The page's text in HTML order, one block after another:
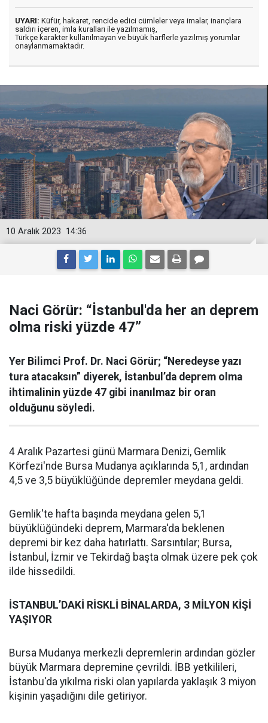
UYARI: Küfür, hakaret, rencide edici cümleler veya imalar, inançlara
saldırı içeren, imla kuralları ile yazılmamış,
Türkçe karakter kullanılmayan ve büyük harflerle yazılmış yorumlar
onaylanmamaktadır.
14:36
10 Aralık 2023
Naci Görür: “İstanbul'da her an deprem
olma riski yüzde 47”
Yer Bilimci Prof. Dr. Naci Görür; “Neredeyse yazı
tura atacaksın” diyerek, İstanbul’da deprem olma
ihtimalinin yüzde 47 gibi inanılmaz bir oran
olduğunu söyledi.
4 Aralık Pazartesi günü Marmara Denizi, Gemlik
Körfezi'nde Bursa Mudanya açıklarında 5,1, ardından
4,5 ve 3,5 büyüklüğünde depremler meydana geldi.
Gemlik'te hafta başında meydana gelen 5,1
büyüklüğündeki deprem, Marmara'da beklenen
depremi bir kez daha hatırlattı. Sarsıntılar; Bursa,
İstanbul, İzmir ve Tekirdağ başta olmak üzere pek çok
ilde hissedildi.
İSTANBUL’DAKİ RİSKLİ BİNALARDA, 3 MİLYON KİŞİ
YAŞIYOR
Bursa Mudanya merkezli depremlerin ardından gözler
büyük Marmara depremine çevrildi. İBB yetkilileri,
İstanbu'da yıkılma riski olan yapılarda yaklaşık 3 miyon
kişinin yaşadığını dile getiriyor.